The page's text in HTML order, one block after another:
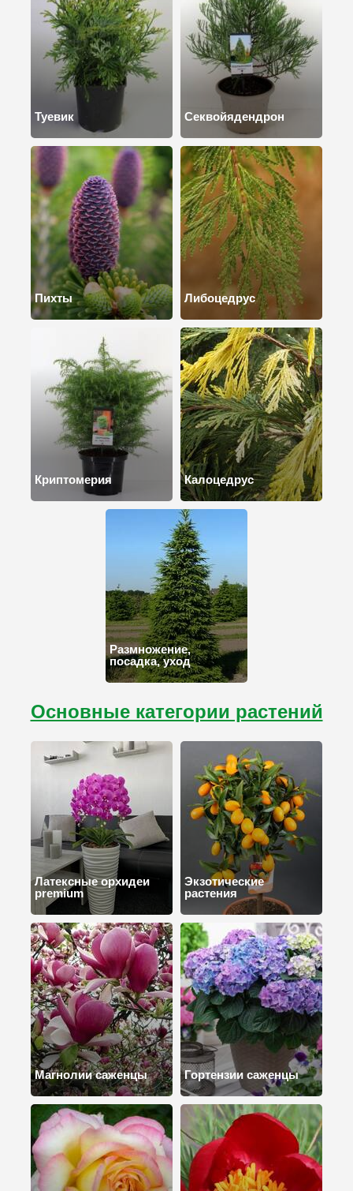
Туевик Секвойядендрон
Пихты Либоцедрус
Криптомерия Калоцедрус
Размножение,
посадка, уход
Основные категории растений
Латексные орхидеи
premium
Экзотические
растения
Магнолии саженцы Гортензии саженцы